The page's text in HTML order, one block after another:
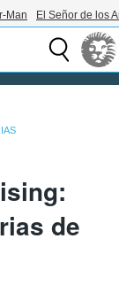
Man El Señor de los
de